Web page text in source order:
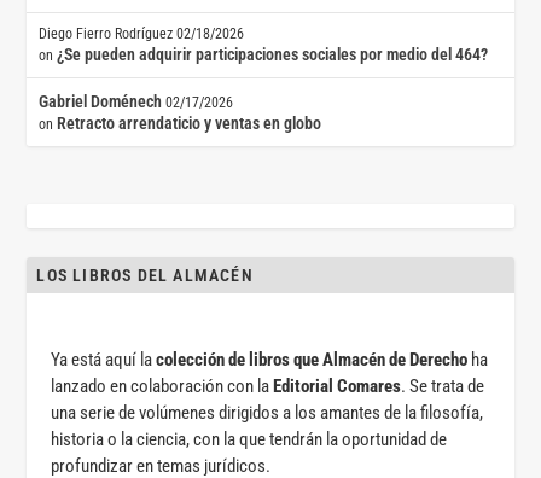
Diego Fierro Rodríguez 02/18/2026
on¿Se pueden adquirir participaciones sociales por medio del 464?
Gabriel Doménech 02/17/2026
on Retracto arrendaticio y ventas en globo
LOS LIBROS DEL ALMACÉN
Ya está aquí lacolección de libros que Almacén de Derecho ha
lanzado en colaboración con laEditorial Comares. Se trata de
una serie de volúmenes dirigidos a los amantes de la filosofía,
historia o la ciencia, con la que tendrán la oportunidad de
profundizar en temas jurídicos.